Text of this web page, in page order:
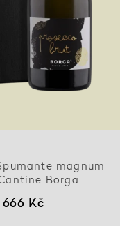
magnum
Borga
666 Kč